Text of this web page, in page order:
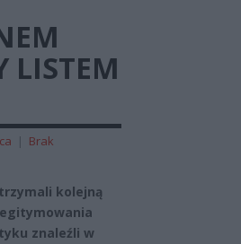
LISTEM
| Brak
kolejną
znaleźli w